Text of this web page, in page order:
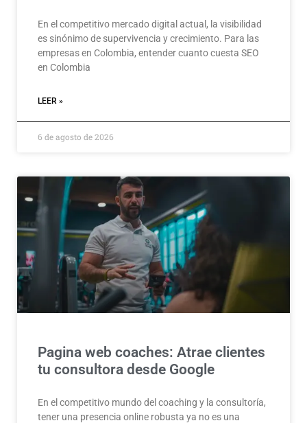
En el competitivo mercado digital actual, la visibilidad
es sinónimo de supervivencia y crecimiento. Para las
empresas en Colombia, entender cuanto cuesta SEO
en Colombia
LEER »
6 de agosto de 2026
Pagina web coaches: Atrae clientes
tu consultora desde Google
En el competitivo mundo del coaching y la consultoría,
tener una presencia online robusta ya no es una